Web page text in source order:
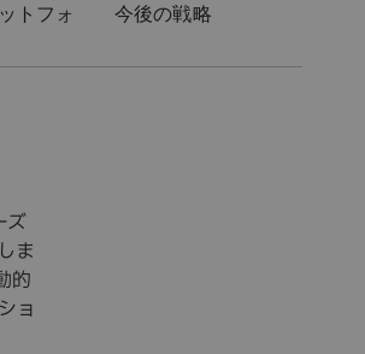
トフォ
今後の戦略
ズ
ま
的
ョ